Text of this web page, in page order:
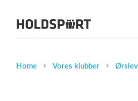
Om Holdsport
Home Vores klubber